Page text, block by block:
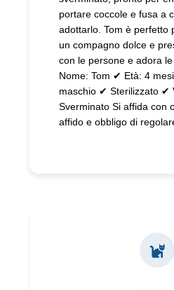
portare coccole e fusa a
adottarlo. Tom è perfetto
un compagno dolce e
con le persone e adora
Nome: Tom ✔ Età: 4
maschio ✔ Sterilizzato ✔
Sverminato Si affida con
affido e obbligo di